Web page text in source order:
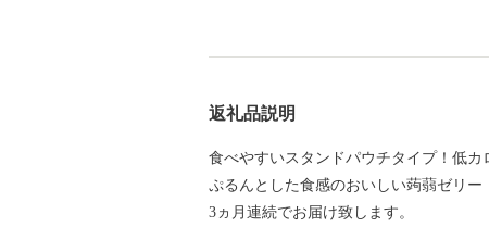
返礼品説明
食べやすいスタンドパウチタイプ！低カ
ぷるんとした食感のおいしい蒟蒻ゼリー
3ヵ月連続でお届け致します。